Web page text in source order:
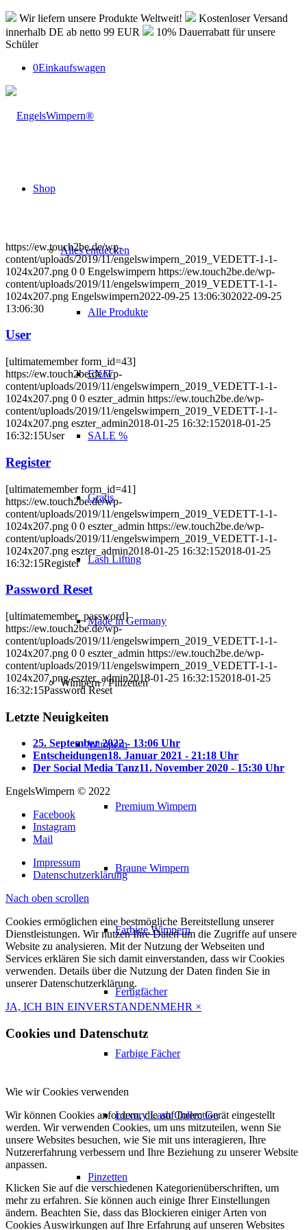
Wir liefern unsere Produkte Weltweit!
Kostenloser Versand
innerhalb DE ab netto 99 EUR
10% Dauerrabatt für unsere
Schüler
0Einkaufswagen
Shop
Alles entdecken
Alle Produkte
EXIT
SALE %
Gratis
Lash Lifting
Made in Germany
Wimpern / Pinzetten
Wimpern
Premium Wimpern
Braune Wimpern
Farbige Wimpern
Fertigfächer
Farbige Fächer
Luxury Lash Collection
Pinzetten
https://ew.touch2be.de/wp-
content/uploads/2019/11/engelswimpern_2019_VEDETT-1-1-
1024x207.png 0 0 Engelswimpern https://ew.touch2be.de/wp-
content/uploads/2019/11/engelswimpern_2019_VEDETT-1-1-
1024x207.png Engelswimpern2022-09-25 13:06:302022-09-25
13:06:30
User
[ultimatemember form_id=43]
https://ew.touch2be.de/wp-
content/uploads/2019/11/engelswimpern_2019_VEDETT-1-1-
1024x207.png 0 0 eszter_admin https://ew.touch2be.de/wp-
content/uploads/2019/11/engelswimpern_2019_VEDETT-1-1-
1024x207.png eszter_admin2018-01-25 16:32:152018-01-25
16:32:15User
Register
[ultimatemember form_id=41]
https://ew.touch2be.de/wp-
content/uploads/2019/11/engelswimpern_2019_VEDETT-1-1-
1024x207.png 0 0 eszter_admin https://ew.touch2be.de/wp-
content/uploads/2019/11/engelswimpern_2019_VEDETT-1-1-
1024x207.png eszter_admin2018-01-25 16:32:152018-01-25
16:32:15Register
Password Reset
[ultimatemember_password]
https://ew.touch2be.de/wp-
content/uploads/2019/11/engelswimpern_2019_VEDETT-1-1-
1024x207.png 0 0 eszter_admin https://ew.touch2be.de/wp-
content/uploads/2019/11/engelswimpern_2019_VEDETT-1-1-
1024x207.png eszter_admin2018-01-25 16:32:152018-01-25
16:32:15Password Reset
Letzte Neuigkeiten
25. September 2022 - 13:06 Uhr
Entscheidungen18. Januar 2021 - 21:18 Uhr
Der Social Media Tanz11. November 2020 - 15:30 Uhr
EngelsWimpern © 2022
Facebook
Instagram
Mail
Impressum
Datenschutzerklärung
Nach oben scrollen
Cookies ermöglichen eine bestmögliche Bereitstellung unserer
Dienstleistungen. Wir nutzen Ihre Daten um die Zugriffe auf unsere
Website zu analysieren. Mit der Nutzung der Webseiten und
Services erklären Sie sich damit einverstanden, dass wir Cookies
verwenden. Details über die Nutzung der Daten finden Sie in
unserer Datenschutzerklärung.
JA, ICH BIN EINVERSTANDENMEHR ×
Cookies und Datenschutz
Wie wir Cookies verwenden
Wir können Cookies anfordern, die auf Ihrem Gerät eingestellt
werden. Wir verwenden Cookies, um uns mitzuteilen, wenn Sie
unsere Websites besuchen, wie Sie mit uns interagieren, Ihre
Nutzererfahrung verbessern und Ihre Beziehung zu unserer Website
anpassen.
Klicken Sie auf die verschiedenen Kategorienüberschriften, um
mehr zu erfahren. Sie können auch einige Ihrer Einstellungen
ändern. Beachten Sie, dass das Blockieren einiger Arten von
Cookies Auswirkungen auf Ihre Erfahrung auf unseren Websites